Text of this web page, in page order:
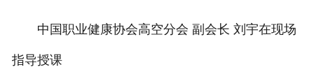
中国职业健康协会高空分会 副会长 刘宇在现场
指导授课